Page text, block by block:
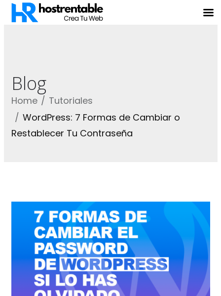
Blog
Home
Tutoriales
WordPress: 7 Formas de Cambiar o
Restablecer Tu Contraseña